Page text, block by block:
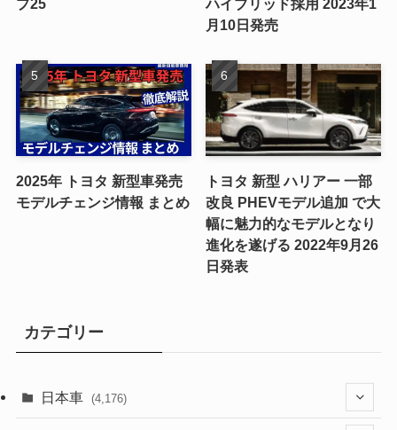
プ25
ハイブリッド採用 2023年1
月10日発売
2025年 トヨタ 新型車発売
モデルチェンジ情報 まとめ
トヨタ 新型 ハリアー 一部
改良 PHEVモデル追加 で大
幅に魅力的なモデルとなり
進化を遂げる 2022年9月26
日発表
カテゴリー
日本車 (4,176)